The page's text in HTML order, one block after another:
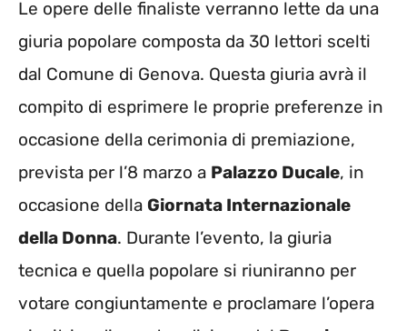
Le opere delle finaliste verranno lette da una
giuria popolare composta da 30 lettori scelti
dal Comune di Genova. Questa giuria avrà il
compito di esprimere le proprie preferenze in
occasione della cerimonia di premiazione,
prevista per l’8 marzo a Palazzo Ducale, in
occasione della Giornata Internazionale
della Donna. Durante l’evento, la giuria
tecnica e quella popolare si riuniranno per
votare congiuntamente e proclamare l’opera